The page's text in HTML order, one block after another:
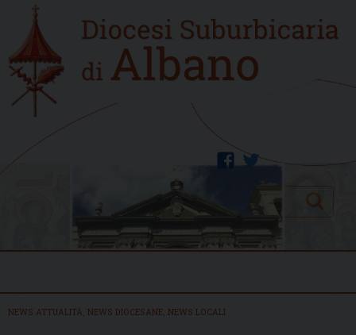
content
Home
new
twitter
facebook
Search
NEWS ATTUALITÀ NEWS DIOCESANE NEWS LOCALI